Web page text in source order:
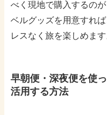
べく現地で購入するの
ベルグッズを用意すれ
レスなく旅を楽しめます
早朝便・深夜便を使
活用する方法